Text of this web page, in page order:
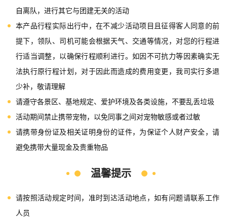
自离队，进行其它与团建无关的活动
本产品行程实际出行中，在不减少活动项目且征得客人同意的前
提下，领队、司机可能会根据天气、交通等情况，对您的行程进
行适当调整，以确保行程顺利进行。如因不可抗力等因素确实无
法执行原行程计划，对于因此而造成的费用变更，我司实行多退
少补，敬请理解
请遵守各景区、基地规定、爱护环境及各类设施，不要乱丢垃圾
活动期间禁止携带宠物，以免同事之间对宠物敏感或者过敏
请携带身份证及相关证明身份的证件，为保证个人财产安全，请
避免携带大量现金及贵重物品
温馨提示
请按照活动规定时间，准时到达活动地点，如有问题请联系工作
人员